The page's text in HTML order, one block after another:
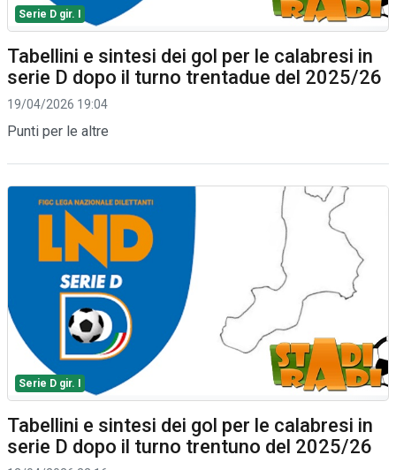
Serie D gir. I
Tabellini e sintesi dei gol per le calabresi in
serie D dopo il turno trentadue del 2025/26
19/04/2026 19:04
Punti per le altre
Serie D gir. I
Tabellini e sintesi dei gol per le calabresi in
serie D dopo il turno trentuno del 2025/26